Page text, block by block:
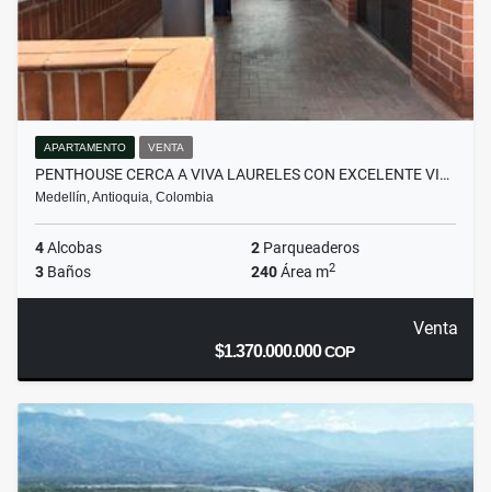
APARTAMENTO VENTA
PENTHOUSE CERCA A VIVA LAURELES CON EXCELENTE VI…
Medellín, Antioquia, Colombia
4Alcobas 2 Parqueaderos
3 Baños 240Área m2
Venta
$1.370.000.000COP